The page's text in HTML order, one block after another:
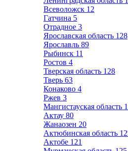
Всеволожск 12
Гатчина 5
Отрадное 3
Ярославская область 128
Ярославль 89
Рыбинск 11
Ростов 4
Тверская область 128
Тверь 63
Конаково 4
Ржев 3
Мангистауская область
Актау 80
Жанаозен 20
Актюбинская область
Актобе 121